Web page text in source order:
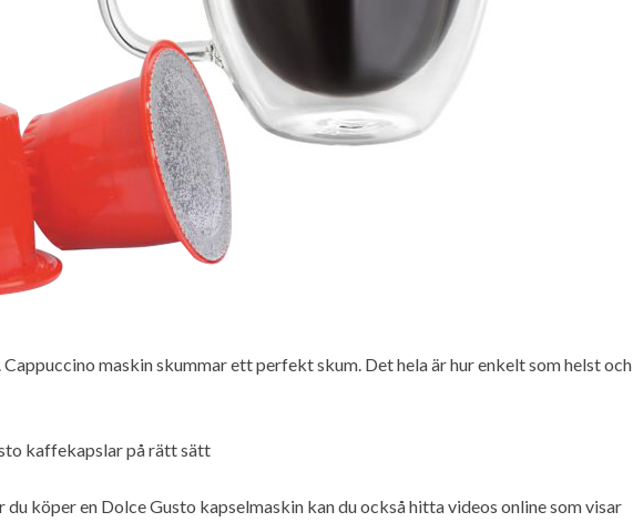
maskin skummar ett perfekt skum. Det hela är hur enkelt som helst och
kaffekapslar på rätt sätt
du köper en Dolce Gusto kapselmaskin kan du också hitta videos online som visar